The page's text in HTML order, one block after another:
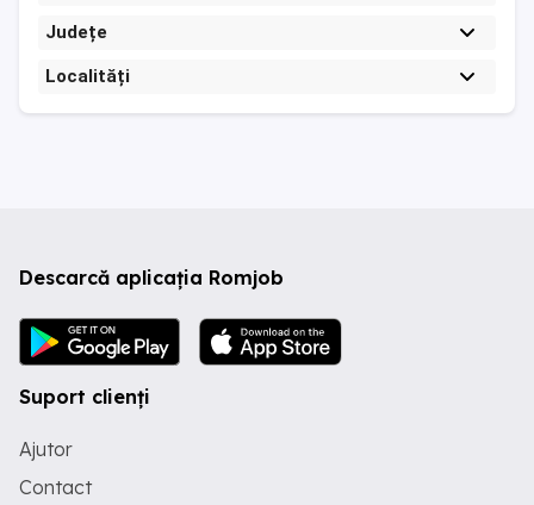
Județe
Localități
Descarcă aplicația Romjob
Suport clienți
Ajutor
Contact